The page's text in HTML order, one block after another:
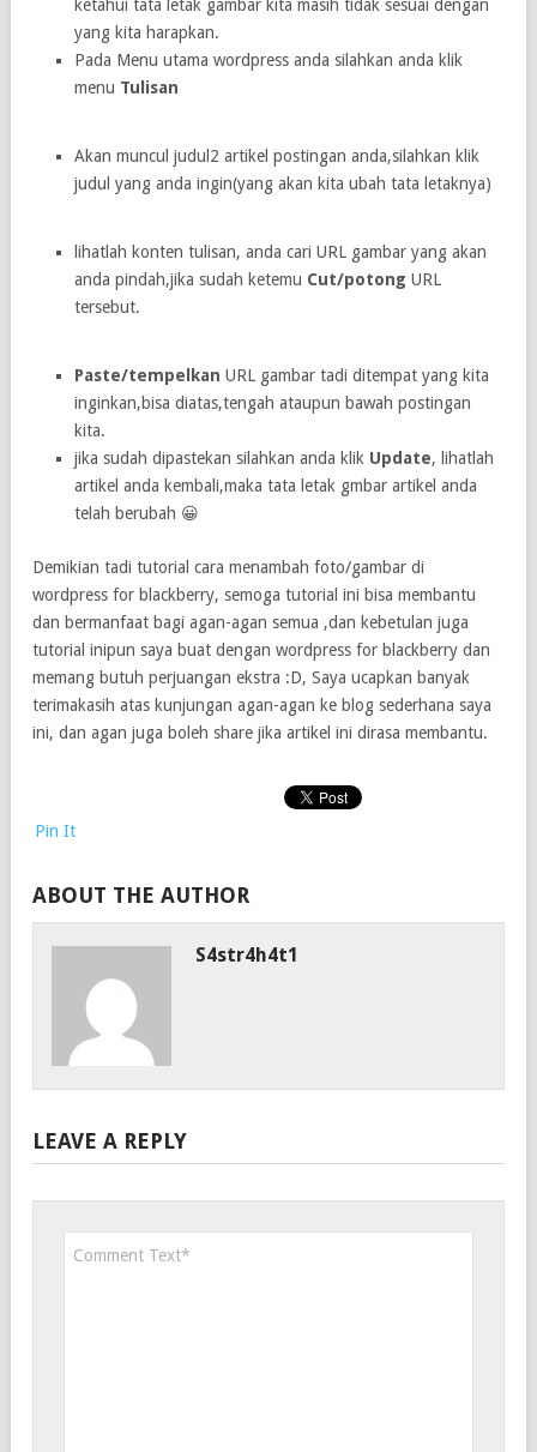
ketahui tata letak gambar kita masih tidak sesuai dengan
yang kita harapkan.
Pada Menu utama wordpress anda silahkan anda klik
menu Tulisan
Akan muncul judul2 artikel postingan anda,silahkan klik
judul yang anda ingin(yang akan kita ubah tata letaknya)
lihatlah konten tulisan, anda cari URL gambar yang akan
anda pindah,jika sudah ketemu Cut/potong URL
tersebut.
Paste/tempelkan URL gambar tadi ditempat yang kita
inginkan,bisa diatas,tengah ataupun bawah postingan
kita.
jika sudah dipastekan silahkan anda klik Update, lihatlah
artikel anda kembali,maka tata letak gmbar artikel anda
telah berubah 😀
Demikian tadi tutorial cara menambah foto/gambar di
wordpress for blackberry, semoga tutorial ini bisa membantu
dan bermanfaat bagi agan-agan semua ,dan kebetulan juga
tutorial inipun saya buat dengan wordpress for blackberry dan
memang butuh perjuangan ekstra :D, Saya ucapkan banyak
terimakasih atas kunjungan agan-agan ke blog sederhana saya
ini, dan agan juga boleh share jika artikel ini dirasa membantu.
Pin It
ABOUT THE AUTHOR
S4str4h4t1
LEAVE A REPLY